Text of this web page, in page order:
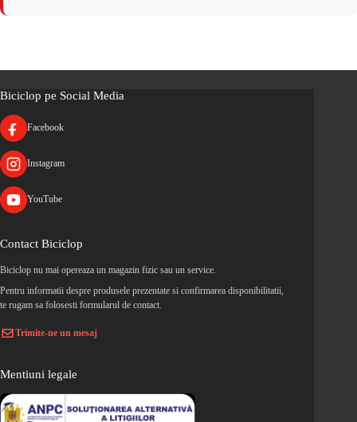
Biciclop pe Social Media
Facebook
Instagram
YouTube
Contact Biciclop
Biciclop nu mai opereaza un magazin fizic sau un service.
Pentru informatii despre produsele prezentate si confirmarea disponibilitatii,
te rugam sa folosesti formularul de contact.
Trimite-ne un mesaj
Mentiuni legale